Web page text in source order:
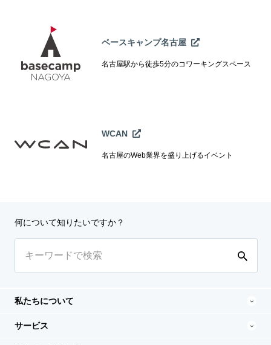
ベースキャンプ名古屋
名古屋駅から徒歩5分のコワーキングスペース
WCAN
名古屋のWeb業界を盛り上げるイベント
何について知りたいですか？
私たちについて
サービス